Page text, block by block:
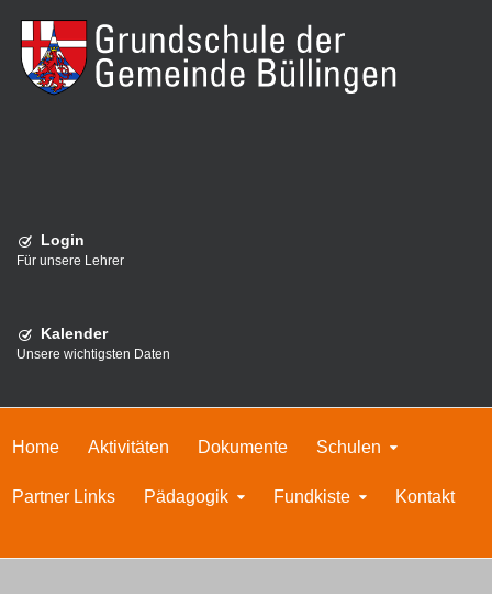
Login
Für unsere Lehrer
Kalender
Unsere wichtigsten Daten
Home Aktivitäten Dokumente Schulen
Partner Links Pädagogik Fundkiste Kontakt